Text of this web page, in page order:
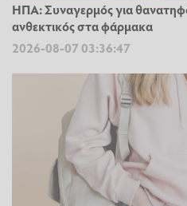
ΗΠΑ: Συναγερμός για
ανθεκτικός στα φάρμακα
2026-08-07 03:36:47